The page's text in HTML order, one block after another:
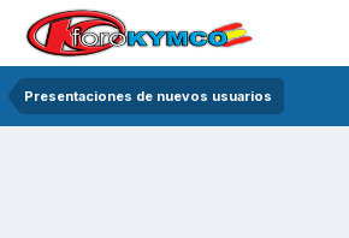
Presentaciones de nuevos usuarios